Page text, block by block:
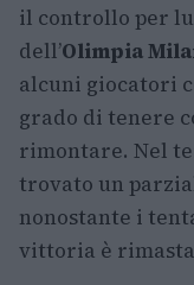
il controllo per
dell’Olimpia
alcuni giocatori
grado di tenere
rimontare. Nel
trovato un
nonostante i
vittoria è